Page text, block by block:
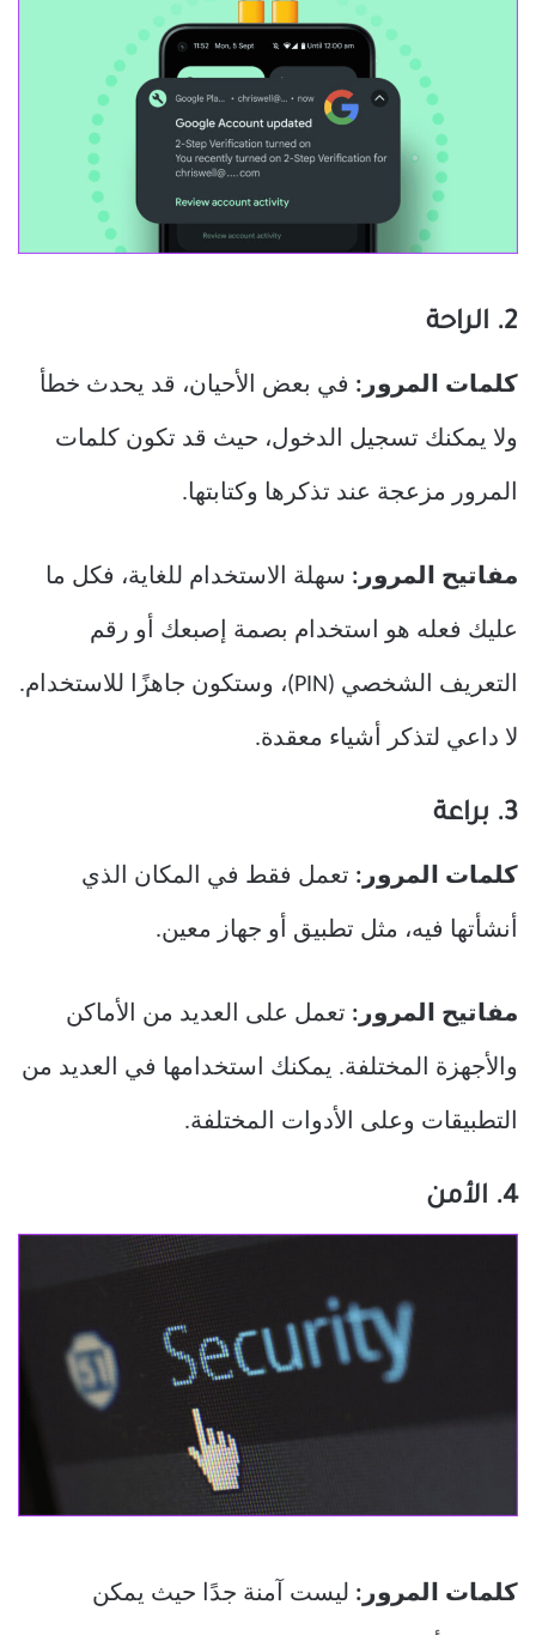
2. الراحة
كلمات المرور: في بعض الأحيان، قد يحدث خطأ
ولا يمكنك تسجيل الدخول، حيث قد تكون كلمات
المرور مزعجة عند تذكرها وكتابتها.
مفاتيح المرور: سهلة الاستخدام للغاية، فكل ما
عليك فعله هو استخدام بصمة إصبعك أو رقم
التعريف الشخصي (PIN)، وستكون جاهزًا للاستخدام.
لا داعي لتذكر أشياء معقدة.
3. براعة
كلمات المرور: تعمل فقط في المكان الذي
أنشأتها فيه، مثل تطبيق أو جهاز معين.
مفاتيح المرور: تعمل على العديد من الأماكن
والأجهزة المختلفة. يمكنك استخدامها في العديد من
التطبيقات وعلى الأدوات المختلفة.
4. الأمن
كلمات المرور: ليست آمنة جدًا حيث يمكن